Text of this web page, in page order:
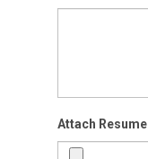
Attach Resume